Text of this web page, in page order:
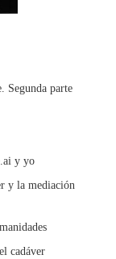
Segunda parte
y yo
y la mediación
cadáver